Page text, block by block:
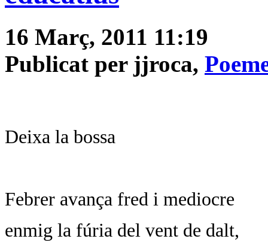
16 Març, 2011 11:19
Publicat per jjroca,
Deixa la bossa
Febrer avança fred i mediocre
enmig la fúria del vent de dalt,